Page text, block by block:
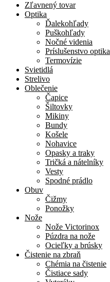
Zľavnený tovar
Optika
Ďalekohľady
Puškohľady
Nočné videnia
Príslušenstvo optika
Termovízie
Svietidlá
Strelivo
Oblečenie
Čapice
Šiltovky
Mikiny
Bundy
Košele
Nohavice
Opasky a traky
Tričká a nátelníky
Vesty
Spodné prádlo
Obuv
Čižmy
Ponožky
Nože
Nože Victorinox
Púzdra na nože
Ocieľky a brúsky
Čistenie na zbraň
Chémia na čistenie
Čistiace sady